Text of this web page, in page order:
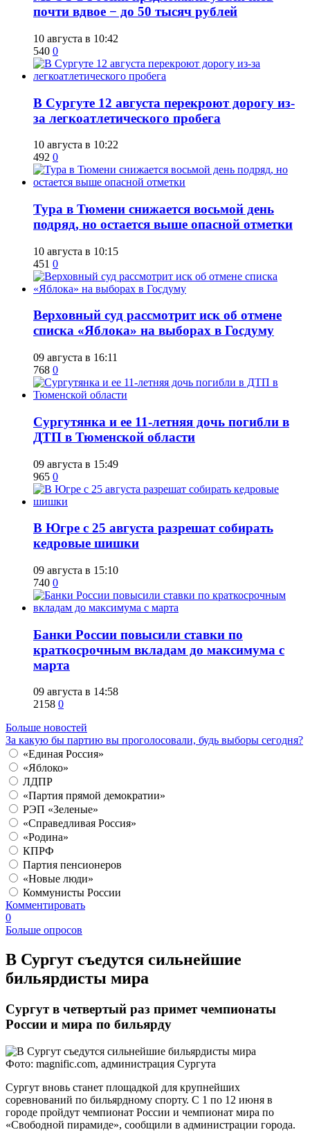
почти вдвое − до 50 тысяч рублей
10 августа в 10:42
540 0
В Сургуте 12 августа перекроют дорогу из-
за легкоатлетического пробега
10 августа в 10:22
492 0
Тура в Тюмени снижается восьмой день
подряд, но остается выше опасной отметки
10 августа в 10:15
451 0
​Верховный суд рассмотрит иск об отмене
списка «Яблока» на выборах в Госдуму
09 августа в 16:11
768 0
Сургутянка и ее 11-летняя дочь погибли в
ДТП в Тюменской области
09 августа в 15:49
965 0
​В Югре с 25 августа разрешат собирать
кедровые шишки
09 августа в 15:10
740 0
​Банки России повысили ставки по
краткосрочным вкладам до максимума с
марта
09 августа в 14:58
2158 0
Больше новостей
За какую бы партию вы проголосовали, будь выборы сегодня?
«Единая Россия»
«Яблоко»
ЛДПР
«Партия прямой демократии»
РЭП «Зеленые»
«Справедливая Россия»
«Родина»
КПРФ
Партия пенсионеров
«Новые люди»
Коммунисты России
Комментировать
0
Больше опросов
​В Сургут съедутся сильнейшие
бильярдисты мира
Сургут в четвертый раз примет чемпионаты
России и мира по бильярду
Фото: magnific.com, администрация Сургута
Сургут вновь станет площадкой для крупнейших
соревнований по бильярдному спорту. С 1 по 12 июня в
городе пройдут чемпионат России и чемпионат мира по
«Свободной пирамиде», сообщили в администрации города.